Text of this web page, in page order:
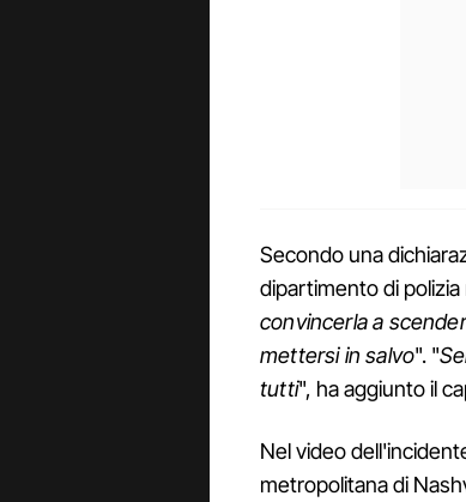
Secondo una
dipartimento di
convincerla a
mettersi in salvo". "
tutti", ha aggiunto il
Nel video
metropolitana di